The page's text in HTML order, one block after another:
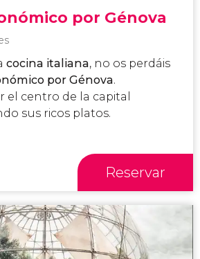
por Génova
cocina italiana, no os perdáis
por Génova.
el centro de la capital
sus ricos platos.
Reservar